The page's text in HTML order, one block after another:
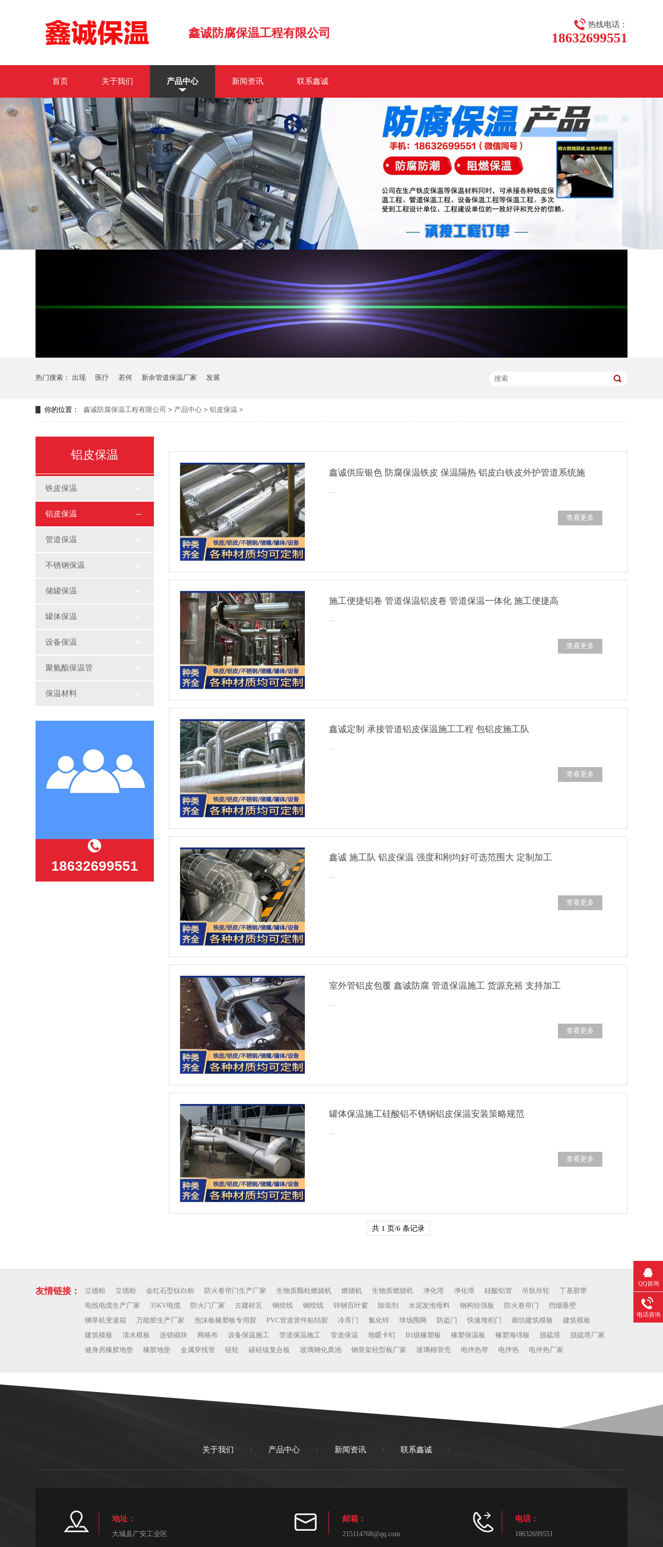
热线电话：
18632699551
鑫诚防腐保温工程有限公司
首页 关于我们 产品中心 新闻资讯 联系鑫诚
热门搜索： 出现 医疗 若何 新余管道保温厂家 发展
你的位置： 鑫诚防腐保温工程有限公司 > 产品中心 > 铝皮保温 >
铝皮保温
铁皮保温
铝皮保温
管道保温
不锈钢保温
储罐保温
罐体保温
设备保温
聚氨酯保温管
保温材料
18632699551
鑫诚供应银色 防腐保温铁皮 保温隔热 铝皮白铁皮外护管道系统施
查看更多
施工便捷铝卷 管道保温铝皮卷 管道保温一体化 施工便捷高
查看更多
鑫诚定制 承接管道铝皮保温施工工程 包铝皮施工队
查看更多
鑫诚 施工队 铝皮保温 强度和刚均好可选范围大 定制加工
查看更多
室外管铝皮包覆 鑫诚防腐 管道保温施工 货源充裕 支持加工
查看更多
罐体保温施工硅酸铝不锈钢铝皮保温安装策略规范
查看更多
共 1 页/6 条记录
友情链接： 立德粉 立德粉 金红石型钛白粉 防火卷帘门生产厂家 生物质颗粒燃烧机 燃烧机 生物质燃烧机 净化塔 净化塔 硅酸铝管 吊轨吊轮
丁基胶带
电线电缆生产厂家
35KV电缆 防火门厂家 古建砖瓦 钢绞线 钢绞线 锌钢百叶窗 除垢剂 水泥发泡母料 钢构轻强板 防火卷帘门
挡烟垂壁
铡草机变速箱
万能胶生产厂家 泡沫板橡塑板专用胶 PVC管道管件粘结胶 冷库门 氯化锌 球场围网 防盗门 快速堆积门 廊坊建筑模板
建筑模板
建筑模板
清水模板 连锁砌块 网格布 设备保温施工 管道保温施工 管道保温 地暖卡钉 B1级橡塑板 橡塑保温板 橡塑海绵板 脱硫塔
脱硫塔厂家
健身房橡胶地垫
橡胶地垫 金属穿线管 链轮 碳硅镍复合板 玻璃钢化粪池 钢骨架轻型板厂家 玻璃棉管壳 电伴热带 电伴热 电伴热厂家
关于我们 / 产品中心 / 新闻资讯 / 联系鑫诚 /
地址：
大城县广安工业区
邮箱：
215114768@qq.com
电话：
18632699551
QQ咨询
电话咨询